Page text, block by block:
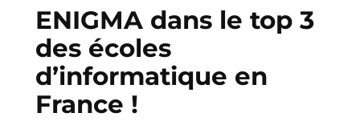
ENIGMA dans le top 3
des écoles
d’informatique en
France !